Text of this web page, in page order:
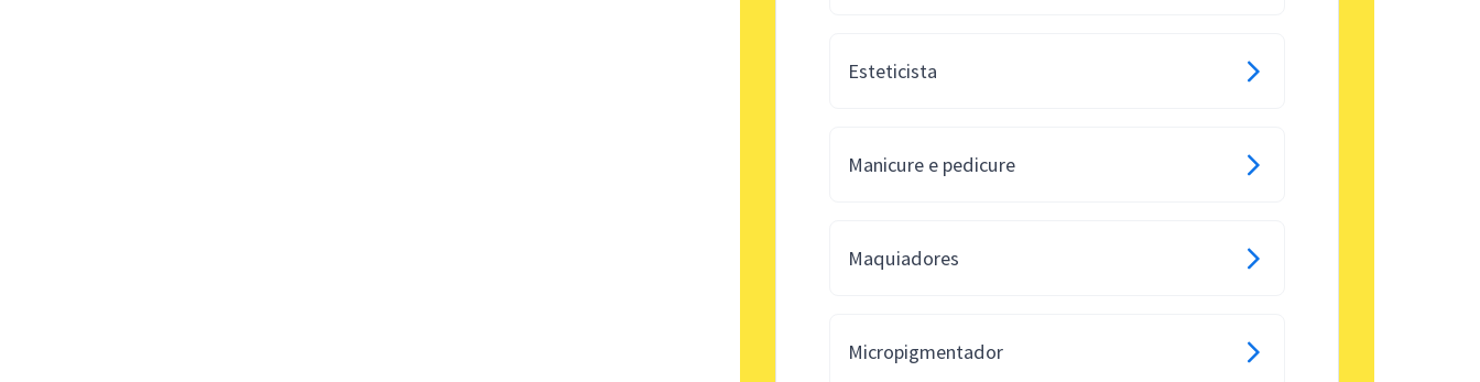
Esteticista
Manicure e pedicure
Maquiadores
Micropigmentador